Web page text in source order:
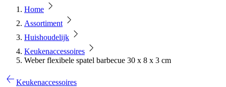
Home
Assortiment
Huishoudelijk
Keukenaccessoires
Weber flexibele spatel barbecue 30 x 8 x 3 cm
Keukenaccessoires